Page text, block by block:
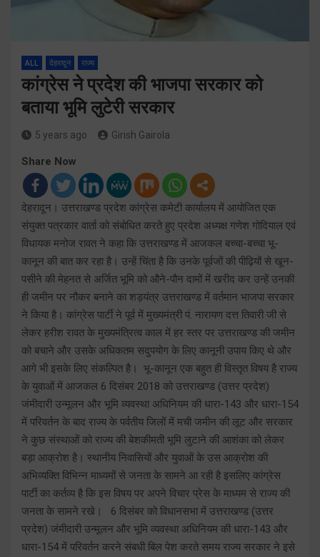
ALL देहरादून राज्य
कांग्रेस ने प्रदेश की भाजपा सरकार को
बताया भूमि लुटेरी सरकार
5 years ago Girish Gairola
Share Now
देहरादून। उत्तराखण्ड प्रदेश कांग्रेस कमेटी कार्यालय में आयोजित एक
संयुक्त पत्रकार वार्ता को संबोधित करते हुए प्रदेश अध्यक्ष गणेश गोदियाल एवं
विधायक मनोज रावत ने कहा कि उत्तराखण्ड में आजकल बच्चा-बच्चा भू-
कानून की बात कर रहा है। उन्हें चिंता है कि उनके पूर्वजों की पीढ़ियों से खून-
पसीने की मेहनत से अर्जित भूमि को औने-पौन दामों में खरीद कर उन्हें उनकी
ही जमीन पर नौकर बनाने का शड़यंत्र उत्तराखण्ड में वर्तमान भाजपा सरकार
ने किया है। कांग्रेस पार्टी ने पूर्व में मुख्यमंत्री पं. नारायण दत्त तिवारी जी से
लेकर हरीश रावत के मुख्यमंत्रित्व काल में हर स्तर पर उत्तराखण्ड की जमीन
को बचाने और उसके अधिकतम सदुपयोग के लिए कानूनी उपाय किए थे और
आगे भी इसके लिए संकल्पित है। भू-कानून एक बहुत ही विस्तृत विषय है राज्य
के युवाओं में आजकल 6 दिसंबर 2018 को उत्तराखण्ड (उत्तर प्रदेश)
जंमीदारी उन्मूलन और भूमि व्यवस्था अधिनियम की धारा-143 और धारा-154
में परिवर्तन के बाद राज्य के पर्वतीय जिलों में मची जमीन की लूट और सरकार
ने कुछ संस्थाओं को राज्य की बेशकीमती भूमि लुटाने की आशंका को लेकर
बड़ा आक्रोश है। स्थानीय निवासियों और युवाओं के उस आक्रोश की
अभिव्यक्ति विभिन्न माध्यमों से जनता के सामने आ रही है इसलिए कांग्रेस
पार्टी का कर्तव्य है कि इस विषय पर अपने विचार प्रेस के माध्यम से राज्य की
जनता के सामने रखे। 6 दिसंबर को विधानसभा में उत्तराखण्ड (उत्तर
प्रदेश) जंमीदारी उन्मूलन और भूमि व्यवस्था अधिनियम की धारा-143 और
धारा-154 में परिवर्तन करने संबधी बिल पेश करते समय राज्य सरकार ने इसे